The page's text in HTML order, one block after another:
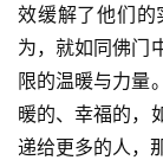
公
益
慈
善
效缓解了他们的
为，就如同佛门
限的温暖与力量
暖的、幸福的，
递给更多的人，